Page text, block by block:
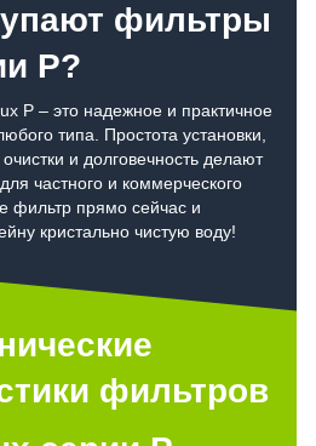
фильтры
P?
P – это надежное и практичное
типа. Простота установки,
и долговечность делают
частного и коммерческого
фильтр прямо сейчас и
кристально чистую воду!
фильтров